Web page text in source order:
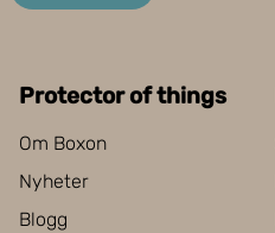
Protector of things
Om Boxon
Nyheter
Blogg